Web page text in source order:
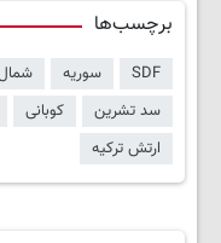
برچسب‌ها
SDF سوریه
سد تشرین
کوبانی
ارتش ترکیه